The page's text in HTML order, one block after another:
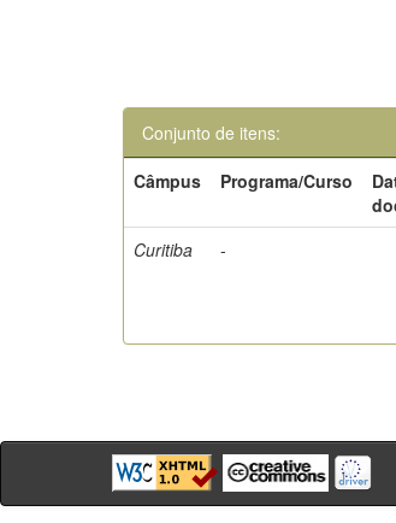
Conjunto de itens:
Câmpus
Programa/Curso
Curitiba -